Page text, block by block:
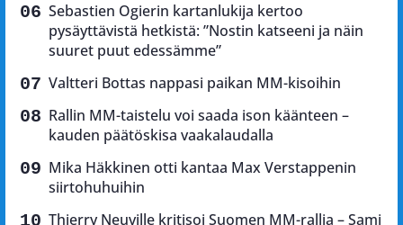
Sebastien Ogierin kartanlukija kertoo
pysäyttävistä hetkistä: ”Nostin katseeni ja näin
suuret puut edessämme”
Valtteri Bottas nappasi paikan MM-kisoihin
Rallin MM-taistelu voi saada ison käänteen –
kauden päätöskisa vaakalaudalla
Mika Häkkinen otti kantaa Max Verstappenin
siirtohuhuihin
Thierry Neuville kritisoi Suomen MM-rallia – Sami